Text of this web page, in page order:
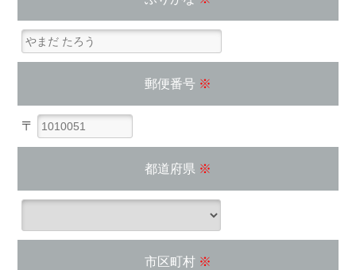
郵便番号 ※
〒
都道府県 ※
市区町村 ※